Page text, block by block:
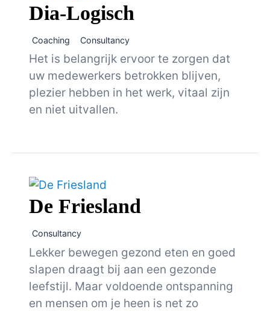
Dia-Logisch
Coaching Consultancy
Het is belangrijk ervoor te zorgen dat
uw medewerkers betrokken blijven,
plezier hebben in het werk, vitaal zijn
en niet uitvallen.
De Friesland
Consultancy
Lekker bewegen gezond eten en goed
slapen draagt bij aan een gezonde
leefstijl. Maar voldoende ontspanning
en mensen om je heen is net zo